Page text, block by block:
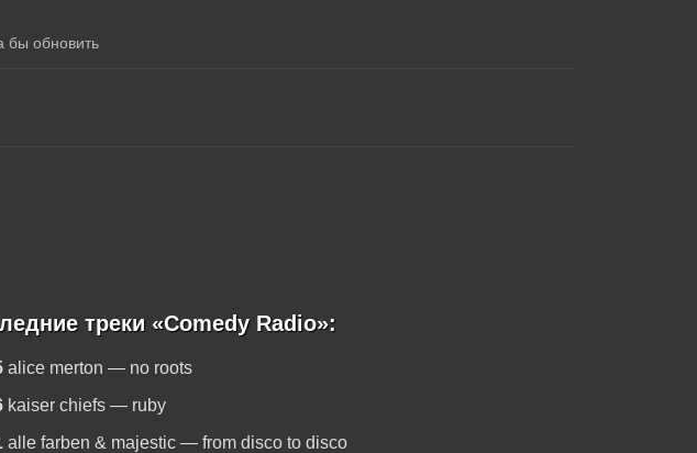
бы обновить
треки «Comedy Radio»:
alice merton — no roots
kaiser chiefs — ruby
alle farben & majestic — from disco to disco